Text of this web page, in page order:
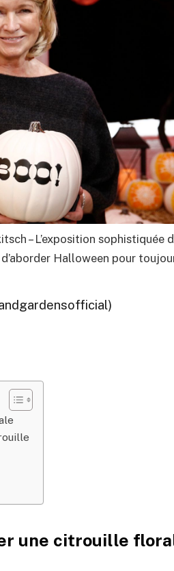
– L’exposition sophistiquée
Halloween pour
une citrouille